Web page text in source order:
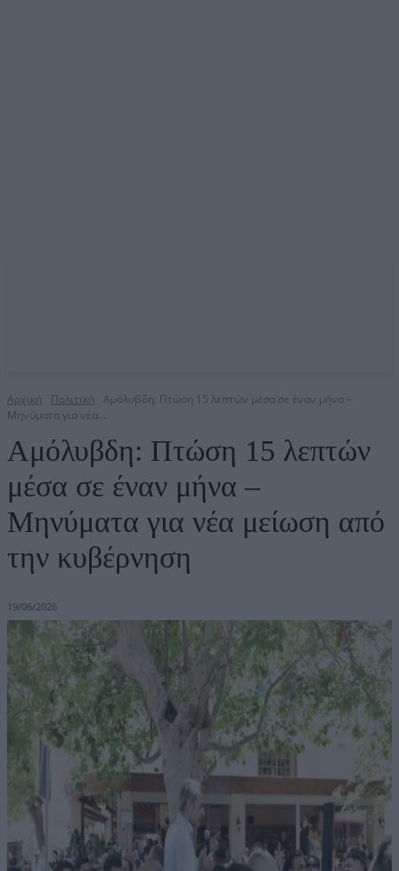
Αρχική Πολιτική
Αμόλυβδη: Πτώση 15 λεπτών μέσα σε έναν μήνα –
Μηνύματα για νέα...
Αμόλυβδη: Πτώση 15 λεπτών
μέσα σε έναν μήνα –
Μηνύματα για νέα μείωση από
την κυβέρνηση
19/06/2026